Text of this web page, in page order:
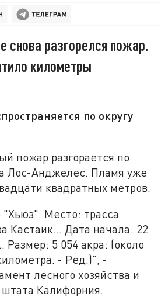
снова разгорелся пожар.
километры
по округу
пожар разгорается по
Лос-Анджелес. Пламя уже
квадратных метров.
Место: трасса
Кастаик... Дата начала: 22
Размер: 5 054 акра: (около
- Ред.)", -
лесного хозяйства и
Калифорния.